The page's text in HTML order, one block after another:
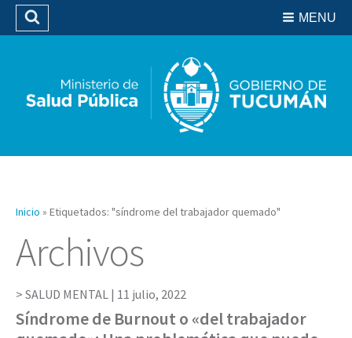
Biblioteca
MENU
Buscar
Inicio » Etiquetados: "síndrome del trabajador quemado"
Archivos
SALUD MENTAL | 11 julio, 2022
Síndrome de Burnout o «del trabajador